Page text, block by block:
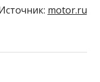
motor.ru